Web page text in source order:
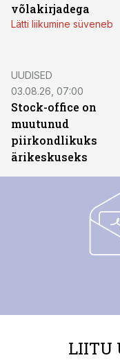
võlakirjadega
Lätti liikumine süveneb
UUDISED
03.08.26, 07:00
Stock-office on
muutunud
piirkondlikuks
ärikeskuseks
LIITU